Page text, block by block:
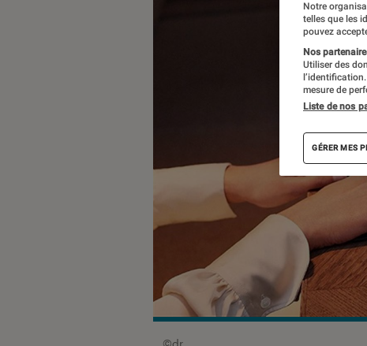
Notre
telles que les
pouvez
Nos
Utiliser des
mesure de
Liste de nos
GÉRER MES